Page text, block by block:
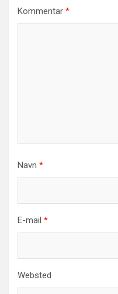
Kommentar *
Navn *
E-mail *
Websted